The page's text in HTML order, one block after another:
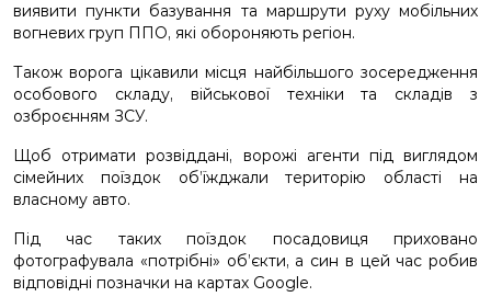
виявити пункти базування та маршрути руху мобільних
вогневих груп ППО, які обороняють регіон.
Також ворога цікавили місця найбільшого зосередження
особового складу, військової техніки та складів з
озброєнням ЗСУ.
Щоб отримати розвіддані, ворожі агенти під виглядом
сімейних поїздок об’їжджали територію області на
власному авто.
Під час таких поїздок посадовиця приховано
фотографувала «потрібні» об’єкти, а син в цей час робив
відповідні позначки на картах Google.